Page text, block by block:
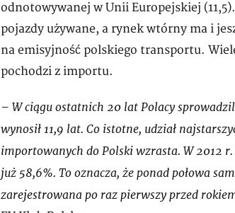
odnotowywanej w Unii Europejskiej
pojazdy używane, a rynek wtórny ma i
na emisyjność polskiego transportu.
pochodzi z importu.
– W ciągu ostatnich 20 lat Polacy
wynosił 11,9 lat. Co istotne, udział
importowanych do Polski wzrasta. W 2012
już 58,6%. To oznacza, że ponad połowa
zarejestrowana po raz pierwszy przed